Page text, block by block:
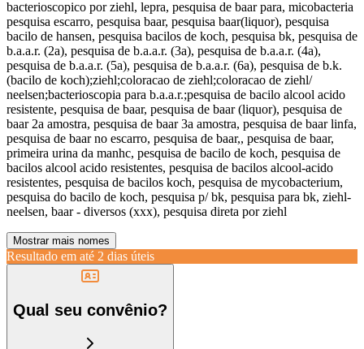
bacterioscopico por ziehl, lepra, pesquisa de baar para, micobacteria
pesquisa escarro, pesquisa baar, pesquisa baar(liquor), pesquisa
bacilo de hansen, pesquisa bacilos de koch, pesquisa bk, pesquisa de
b.a.a.r. (2a), pesquisa de b.a.a.r. (3a), pesquisa de b.a.a.r. (4a),
pesquisa de b.a.a.r. (5a), pesquisa de b.a.a.r. (6a), pesquisa de b.k.
(bacilo de koch);ziehl;coloracao de ziehl;coloracao de ziehl/
neelsen;bacterioscopia para b.a.a.r.;pesquisa de bacilo alcool acido
resistente, pesquisa de baar, pesquisa de baar (liquor), pesquisa de
baar 2a amostra, pesquisa de baar 3a amostra, pesquisa de baar linfa,
pesquisa de baar no escarro, pesquisa de baar,, pesquisa de baar,
primeira urina da manhc, pesquisa de bacilo de koch, pesquisa de
bacilos alcool acido resistentes, pesquisa de bacilos alcool-acido
resistentes, pesquisa de bacilos koch, pesquisa de mycobacterium,
pesquisa do bacilo de koch, pesquisa p/ bk, pesquisa para bk, ziehl-
neelsen, baar - diversos (xxx), pesquisa direta por ziehl
Mostrar mais nomes
Resultado em até 2 dias úteis
Qual seu convênio?